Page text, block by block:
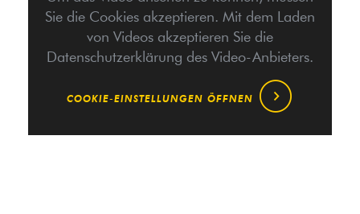
Sie die Cookies akzeptieren. Mit dem Laden
von Videos akzeptieren Sie die
Datenschutzerklärung des Video-Anbieters.
COOKIE-EINSTELLUNGEN ÖFFNEN